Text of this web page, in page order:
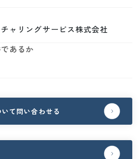
ャリングサービス株式会社
あるか
て問い合わせる